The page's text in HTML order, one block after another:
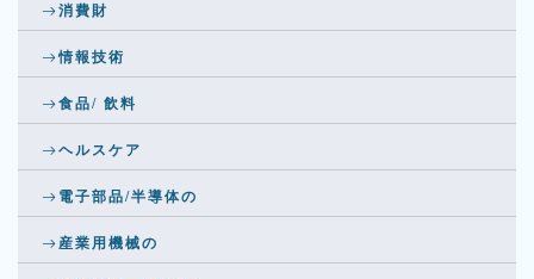
消費財
情報技術
食品/ 飲料
ヘルスケア
電子部品/半導体の
産業用機械の